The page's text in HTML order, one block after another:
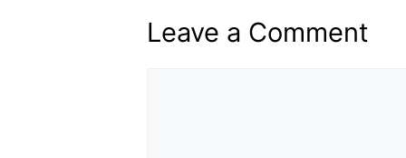
Leave a Comment